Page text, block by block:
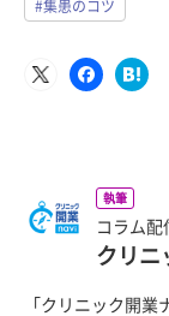
#集患のコツ
執筆
コラム配
クリニ
「クリニック開